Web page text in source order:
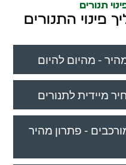
תנורים
פינוי התנורים
- מהיום להיום
מיידית לתנורים
- פתרון מהיר